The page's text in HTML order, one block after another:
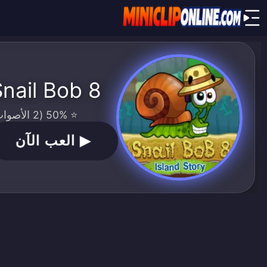
Bob 8
⭐ 50% (2 الأصوات)
▶العب الآن